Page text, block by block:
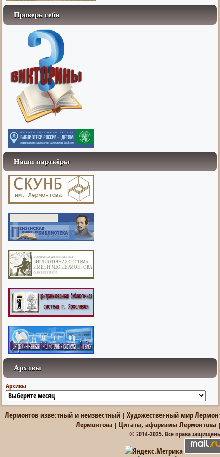
Проверь себя
Наши партнёры
Архивы
Архивы
Лермонтов известный и неизвестный |Художественный мир
Лермонтова | Цитаты, афоризмы Лермонтова
© 2014-2025. Все права